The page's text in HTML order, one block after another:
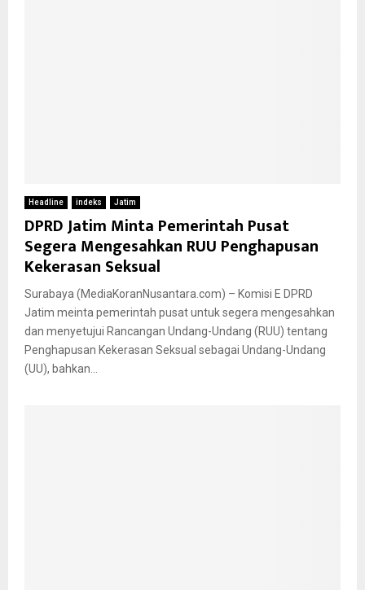
Headline indeks Jatim
DPRD Jatim Minta Pemerintah Pusat
Segera Mengesahkan RUU Penghapusan
Kekerasan Seksual
Surabaya (MediaKoranNusantara.com) – Komisi E DPRD
Jatim meinta pemerintah pusat untuk segera mengesahkan
dan menyetujui Rancangan Undang-Undang (RUU) tentang
Penghapusan Kekerasan Seksual sebagai Undang-Undang
(UU), bahkan...